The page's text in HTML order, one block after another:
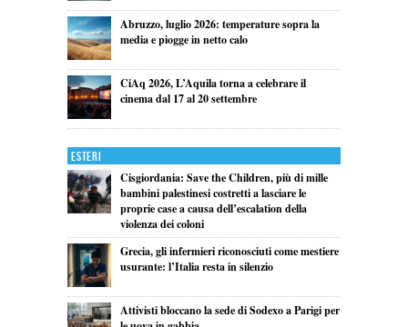
Abruzzo, luglio 2026: temperature sopra la
media e piogge in netto calo
CiAq 2026, L’Aquila torna a celebrare il
cinema dal 17 al 20 settembre
Esteri
Cisgiordania: Save the Children, più di mille
bambini palestinesi costretti a lasciare le
proprie case a causa dell’escalation della
violenza dei coloni
Grecia, gli infermieri riconosciuti come mestiere
usurante: l’Italia resta in silenzio
Attivisti bloccano la sede di Sodexo a Parigi per